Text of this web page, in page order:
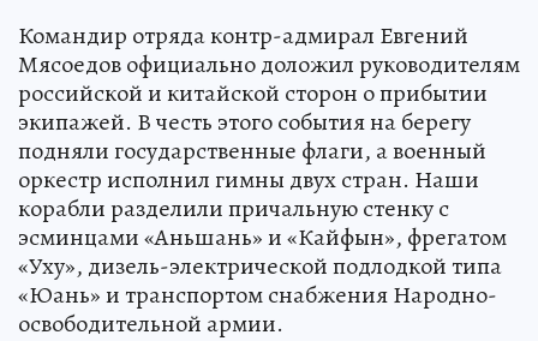
Командир отряда контр-адмирал Евгений
Мясоедов официально доложил руководителям
российской и китайской сторон о прибытии
экипажей. В честь этого события на берегу
подняли государственные флаги, а военный
оркестр исполнил гимны двух стран. Наши
корабли разделили причальную стенку с
эсминцами «Аньшань» и «Кайфын», фрегатом
«Уху», дизель-электрической подлодкой типа
«Юань» и транспортом снабжения Народно-
освободительной армии.